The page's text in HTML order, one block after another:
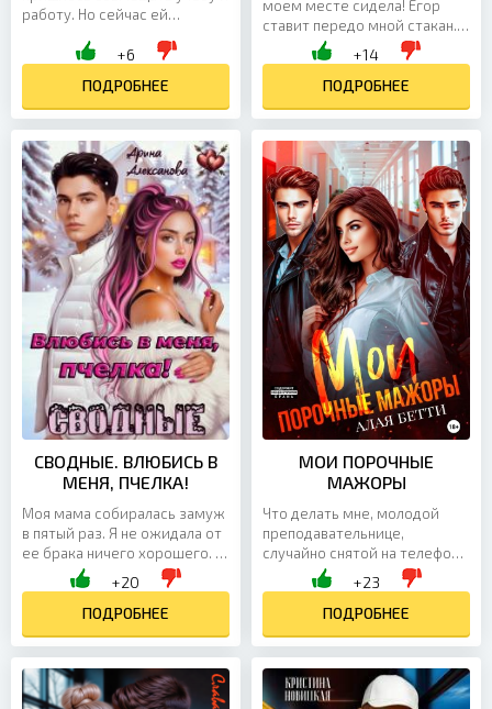
работу. Но сейчас ей
болезнь и теперь мне нужны
+6
ПОДРОБНЕЕ
моем месте сидела! Егор
ставит передо мной стакан. –
Слушайте, а ведь эта энергия
взаимного уничтожения –
страшная сила....
+14
ПОДРОБНЕЕ
СВОДНЫЕ. ВЛЮБИСЬ В
МЕНЯ, ПЧЕЛКА!
Моя мама собиралась замуж
в пятый раз. Я не ожидала от
ее брака ничего хорошего. А
от своего сводного брата и
вовсе хотела держаться
подальше. Мы же...
+20
ПОДРОБНЕЕ
МОИ ПОРОЧНЫЕ
МАЖОРЫ
Что делать мне, молодой
преподавательнице,
случайно снятой на телефон в
весьма неприглядном виде?
Да еще и двумя студентами! А
эти наглые порочные...
+23
ПОДРОБНЕЕ